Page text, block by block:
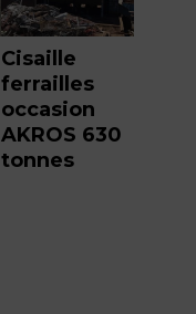
Cisaille
ferrailles
occasion
AKROS 630
tonnes